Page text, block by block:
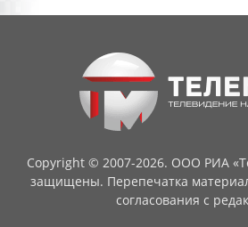
Copyright © 2007-2026. ООО РИА
защищены. Перепечатка
согласования с